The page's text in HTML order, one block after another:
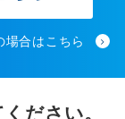
場合はこちら
ださい。